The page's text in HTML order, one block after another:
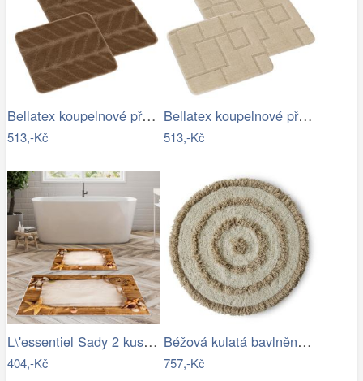
Bellatex koupelnové předložky SADA BANY…
513,-Kč
Bellatex koupelnové předložky SADA BANY…
513,-Kč
L\'essentiel Sady 2 kusů koupelnových…
404,-Kč
Béžová kulatá bavlněná koupelnová…
757,-Kč